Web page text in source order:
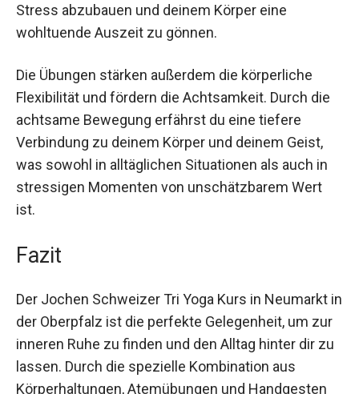
Stress abzubauen und deinem Körper eine
Die Übungen stärken außerdem die körperliche
Flexibilität und fördern die Achtsamkeit. Durch die
achtsame Bewegung erfährst du eine tiefere
Verbindung zu deinem Körper und deinem Geist,
was sowohl in alltäglichen Situationen als auch in
stressigen Momenten von unschätzbarem Wert
Fazit
Der Jochen Schweizer Tri Yoga Kurs in Neumarkt
in der Oberpfalz ist die perfekte Gelegenheit, um
zur inneren Ruhe zu finden und den Alltag hinter
dir zu lassen. Durch die spezielle Kombination